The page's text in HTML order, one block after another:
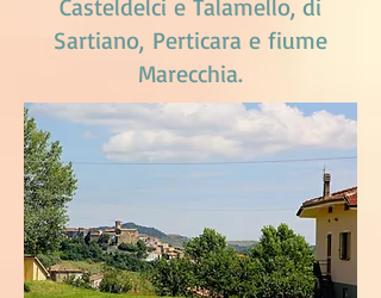
Casteldelci e Talamello, di
Sartiano, Perticara e fiume
Marecchia.